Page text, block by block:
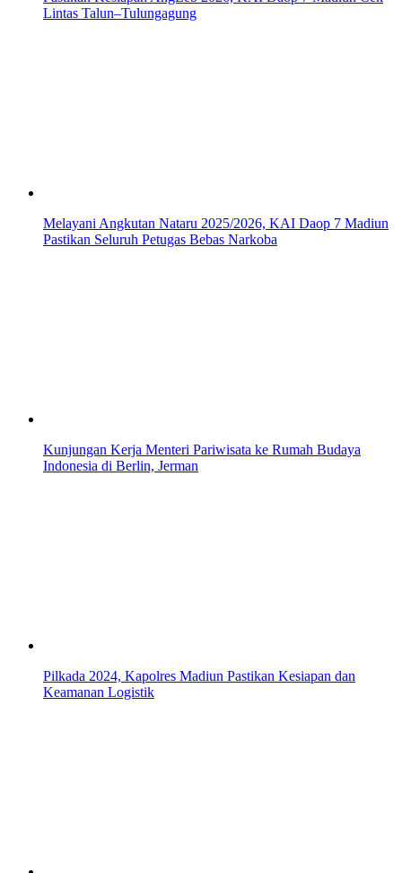
Lintas Talun–Tulungagung
Melayani Angkutan Nataru 2025/2026, KAI Daop 7 Madiun
Pastikan Seluruh Petugas Bebas Narkoba
Kunjungan Kerja Menteri Pariwisata ke Rumah Budaya
Indonesia di Berlin, Jerman
Pilkada 2024, Kapolres Madiun Pastikan Kesiapan dan
Keamanan Logistik